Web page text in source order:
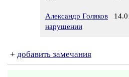
Александр Голяков
нарушении
+ добавить замечания